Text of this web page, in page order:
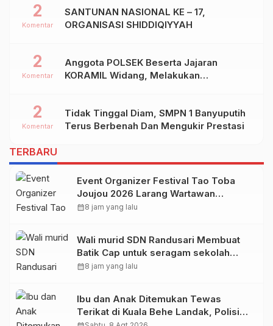
SANTUNAN NASIONAL KE – 17,
ORGANISASI SHIDDIQIYYAH
2
Komentar
Anggota POLSEK Beserta Jajaran
KORAMIL Widang, Melakukan
Kab.TUBAN
2
Komentar
Tidak Tinggal Diam, SMPN 1 Banyuputih
Terus Berbenah Dan Mengukir Prestasi
2
Komentar
TERBARU
Event Organizer Festival Tao Toba
Joujou 2026 Larang Wartawan
Samosir Untuk Dokumentasi di
calendar_month8 jam yang lalu
Wali murid SDN Randusari Membuat
Batik Cap untuk seragam sekolah
Anak.
calendar_month8 jam yang lalu
Ibu dan Anak Ditemukan Tewas
Terikat di Kuala Behe Landak, Polisi